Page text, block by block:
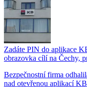
Zadáte PIN do aplikace
obrazovka cílí na Čechy,
Bezpečnostní firma
nad otevřenou aplikací